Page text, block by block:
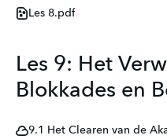
Les 8.pdf
Les 9: Het
Blokkades en
9.1 Het Clearen van de